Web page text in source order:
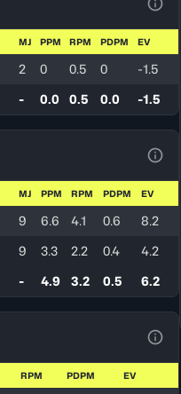
Voir
MJ PPM RPM PDPM EV
2 0 0.5 0
-1.5
- 0.0 0.5 0.0 -1.5
MJ PPM RPM PDPM EV
9 6.6 4.1 0.6
8.2
9 3.3 2.2 0.4
4.2
- 4.9 3.2 0.5 6.2
RPM PDPM EV